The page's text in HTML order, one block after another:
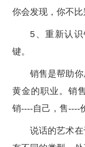
你会发现，你不
5、重新认
键。
销售是帮助
黄金的职业。销
销----自己，售----
说话的艺术